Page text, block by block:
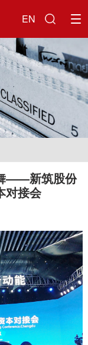
EN
——新筑股份
对接会